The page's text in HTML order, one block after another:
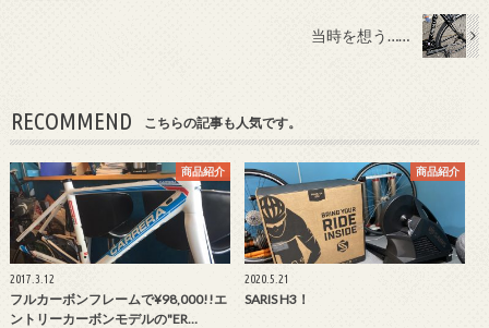
当時を想う……
RECOMMEND こちらの記事も人気です。
商品紹介
2017.3.12
フルカーボンフレームで¥98,000!!エ
ントリーカーボンモデルの"ER…
商品紹介
2020.5.21
SARIS H3！